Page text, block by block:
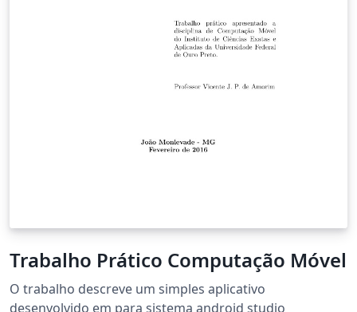
Trabalho Prático Computação Móvel
O trabalho descreve um simples aplicativo
desenvolvido em para sistema android studio